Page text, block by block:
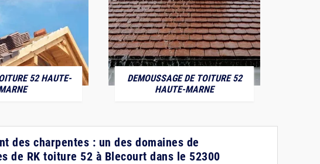
52 HAUTE-
DEMOUSSAGE DE TOITURE 52
HAUTE-MARNE
des charpentes : un des domaines de
de RK toiture 52 à Blecourt dans le 52300